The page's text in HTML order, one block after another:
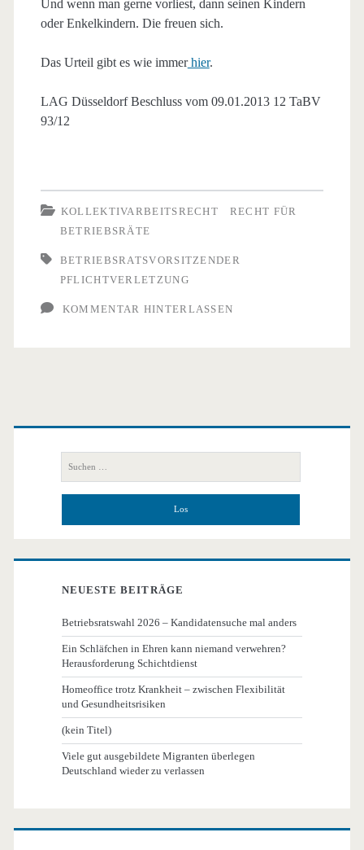
Und wenn man gerne vorliest, dann seinen Kindern
oder Enkelkindern. Die freuen sich.
Das Urteil gibt es wie immerhier.
LAG Düsseldorf Beschluss vom 09.01.2013 12 TaBV
93/12
KOLLEKTIVARBEITSRECHT
RECHT FÜR
BETRIEBSRÄTE
BETRIEBSRATSVORSITZENDER
PFLICHTVERLETZUNG
KOMMENTAR HINTERLASSEN
Primäre
Seitenleiste
nach:
NEUESTE BEITRÄGE
Betriebsratswahl 2026 – Kandidatensuche mal anders
Ein Schläfchen in Ehren kann niemand verwehren?
Herausforderung Schichtdienst
Homeoffice trotz Krankheit – zwischen Flexibilität
und Gesundheitsrisiken
(kein Titel)
Viele gut ausgebildete Migranten überlegen
Deutschland wieder zu verlassen